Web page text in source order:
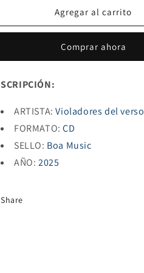
GENIOS
Agregar al carrito
Comprar ahora
ARTISTA: Violadores del verso
FORMATO: CD
SELLO: Boa Music
AÑO: 2025
Share